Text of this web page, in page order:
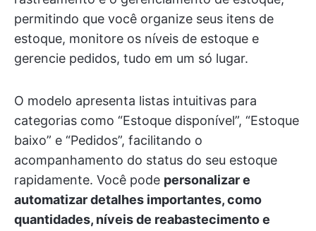
permitindo que você organize seus itens de
estoque, monitore os níveis de estoque e
gerencie pedidos, tudo em um só lugar.
O modelo apresenta listas intuitivas para
categorias como “Estoque disponível”, “Estoque
baixo” e “Pedidos”, facilitando o
acompanhamento do status do seu estoque
rapidamente. Você pode personalizar e
automatizar detalhes importantes, como
quantidades, níveis de reabastecimento e